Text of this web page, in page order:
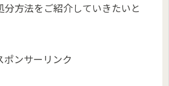
分方法をご紹介していきたいと
ポンサーリンク